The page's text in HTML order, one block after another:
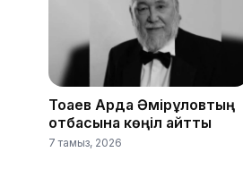
Тоқаев Ардақ Әмірқұловтың
отбасына көңіл айтты
7 тамыз, 2026